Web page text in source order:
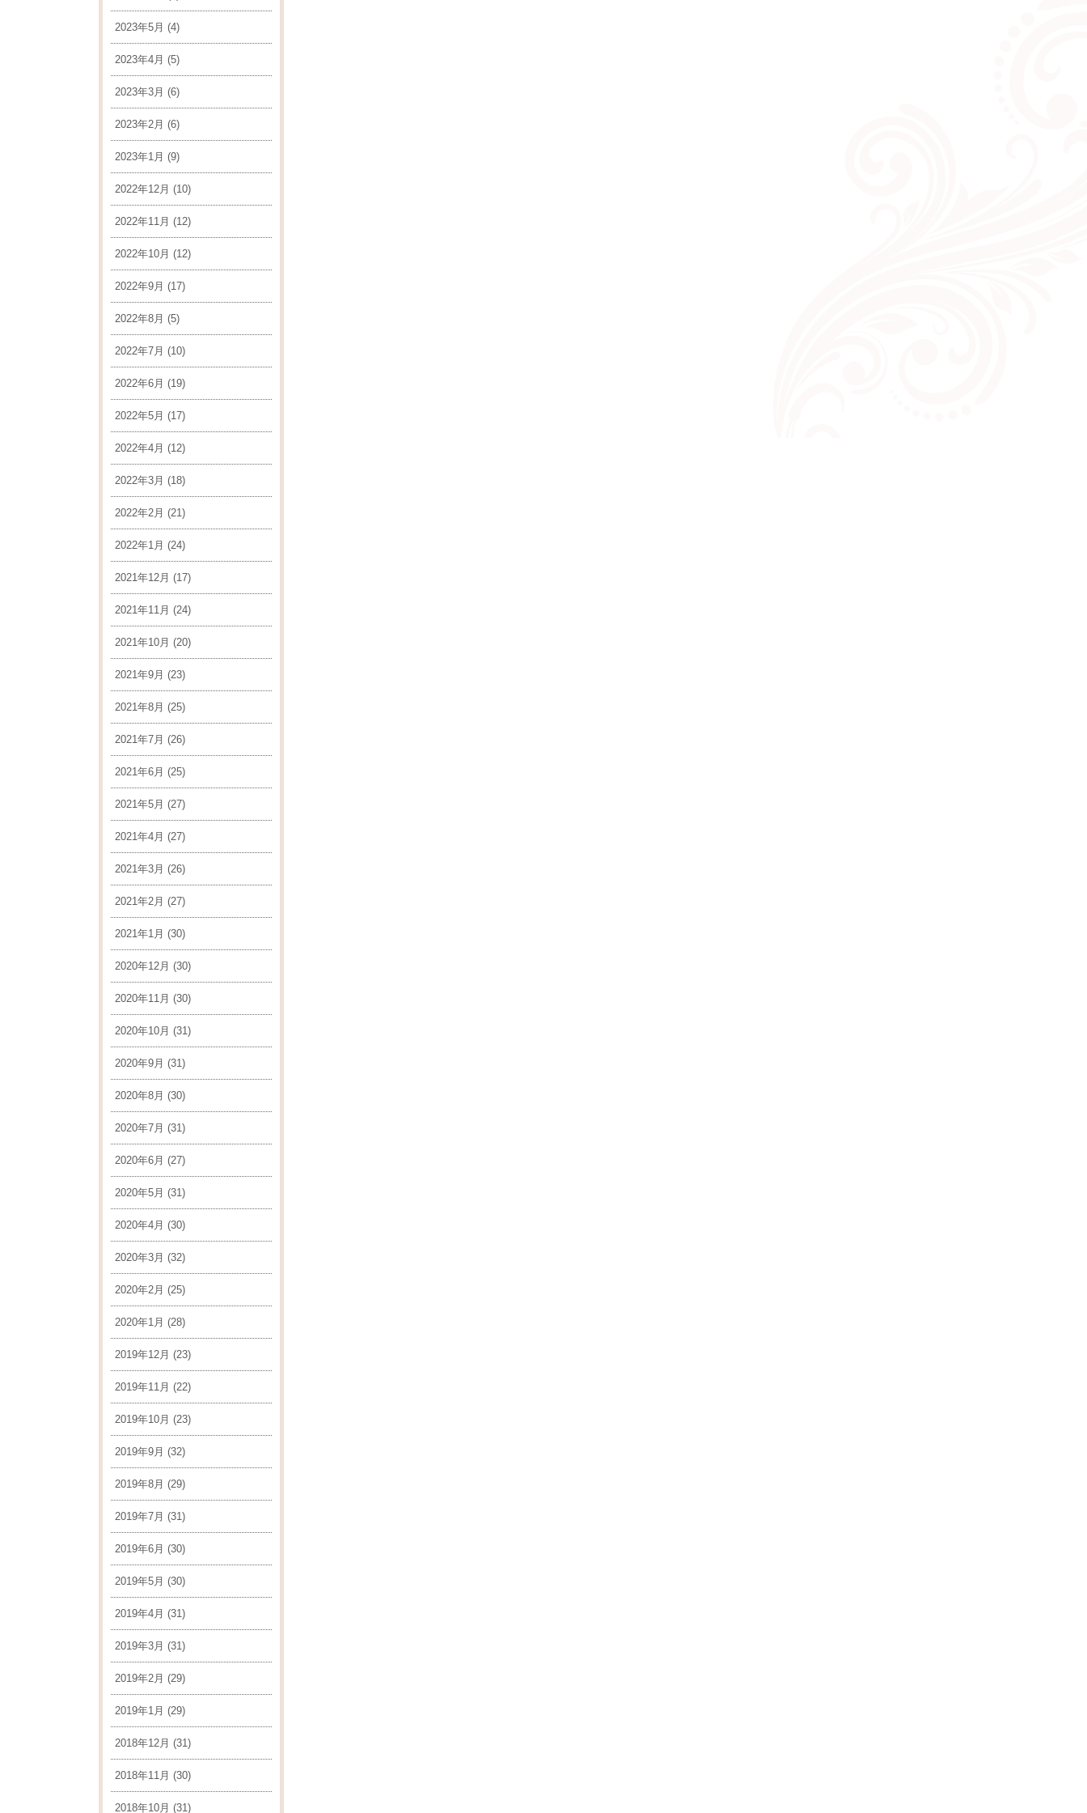
2023年5月 (4)
2023年4月 (5)
2023年3月 (6)
2023年2月 (6)
2023年1月 (9)
2022年12月 (10)
2022年11月 (12)
2022年10月 (12)
2022年9月 (17)
2022年8月 (5)
2022年7月 (10)
2022年6月 (19)
2022年5月 (17)
2022年4月 (12)
2022年3月 (18)
2022年2月 (21)
2022年1月 (24)
2021年12月 (17)
2021年11月 (24)
2021年10月 (20)
2021年9月 (23)
2021年8月 (25)
2021年7月 (26)
2021年6月 (25)
2021年5月 (27)
2021年4月 (27)
2021年3月 (26)
2021年2月 (27)
2021年1月 (30)
2020年12月 (30)
2020年11月 (30)
2020年10月 (31)
2020年9月 (31)
2020年8月 (30)
2020年7月 (31)
2020年6月 (27)
2020年5月 (31)
2020年4月 (30)
2020年3月 (32)
2020年2月 (25)
2020年1月 (28)
2019年12月 (23)
2019年11月 (22)
2019年10月 (23)
2019年9月 (32)
2019年8月 (29)
2019年7月 (31)
2019年6月 (30)
2019年5月 (30)
2019年4月 (31)
2019年3月 (31)
2019年2月 (29)
2019年1月 (29)
2018年12月 (31)
2018年11月 (30)
2018年10月 (31)